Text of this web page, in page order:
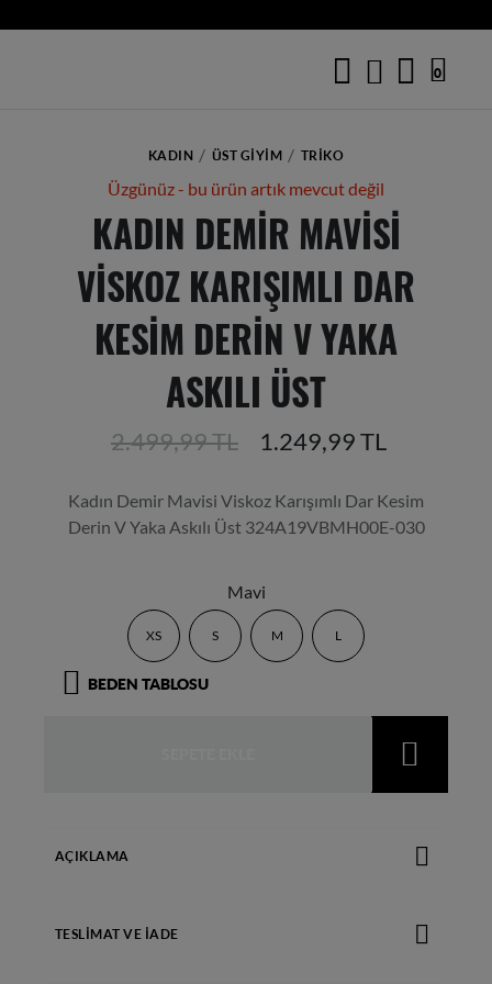
0
KADIN ÜST GIYIM TRIKO
Üzgünüz - bu ürün artık mevcut değil
KADIN DEMIR MAVISI
VISKOZ KARIŞIMLI DAR
KESIM DERIN V YAKA
ASKILI ÜST
2.499,99 TL 1.249,99 TL
Kadın Demir Mavisi Viskoz Karışımlı Dar Kesim
Derin V Yaka Askılı Üst 324A19VBMH00E-030
Mavi
XS S M L
BEDEN TABLOSU
İstek
AÇIKLAMA
TESLIMAT VE İADE